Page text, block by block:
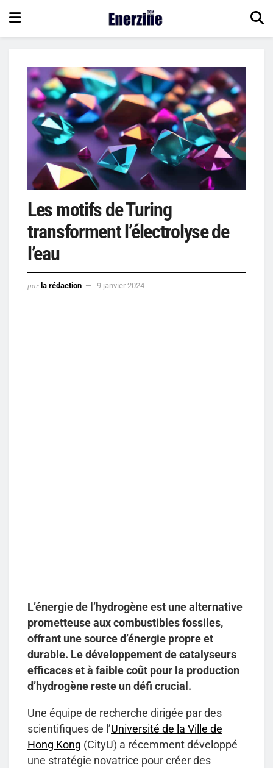
Les motifs de Turing
transforment l’électrolyse de
l’eau
par la rédaction 9 janvier 2024
L’énergie de l’hydrogène est une alternative
prometteuse aux combustibles fossiles,
offrant une source d’énergie propre et
durable. Le développement de catalyseurs
efficaces et à faible coût pour la production
d’hydrogène reste un défi crucial.
Une équipe de recherche dirigée par des
scientifiques de l’Université de la Ville de
Hong Kong (CityU) a récemment développé
une stratégie novatrice pour créer des